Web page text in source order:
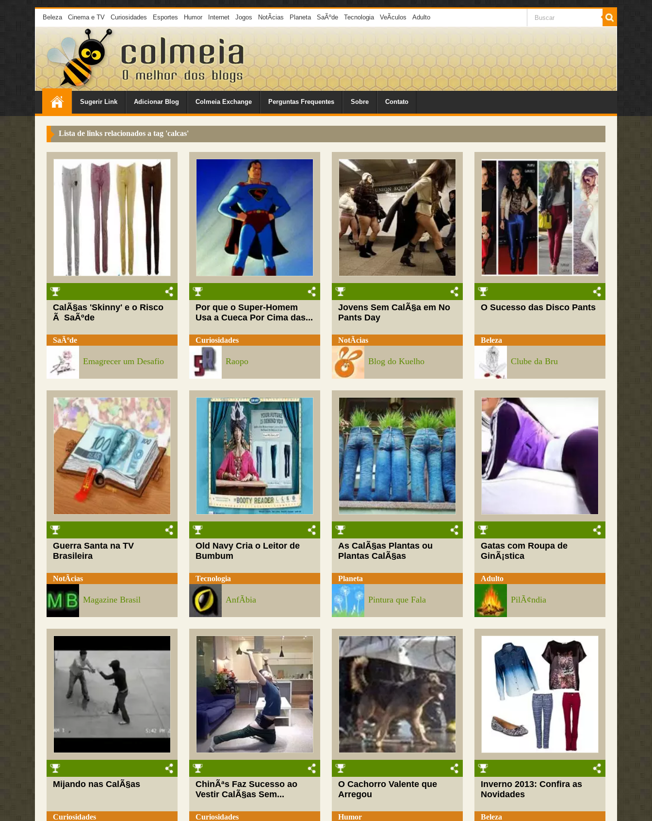
Beleza Cinema e TV Curiosidades Esportes Humor Internet Jogos NotÃ­cias Planeta SaÃºde Tecnologia VeÃ­culos Adulto
Sugerir Link Adicionar Blog Colmeia Exchange Perguntas Frequentes Sobre Contato
Lista de links relacionados a tag 'calcas'
CalÃ§as 'Skinny' e o Risco
Ã SaÃºde
SaÃºde
Emagrecer um Desafio
Por que o Super-Homem
Usa a Cueca Por Cima das...
Curiosidades
Raopo
Jovens Sem CalÃ§a em No
Pants Day
NotÃ­cias
Blog do Kuelho
O Sucesso das Disco Pants
Beleza
Clube da Bru
Guerra Santa na TV
Brasileira
NotÃ­cias
Magazine Brasil
Old Navy Cria o Leitor de
Bumbum
Tecnologia
AnfÃ­bia
As CalÃ§as Plantas ou
Plantas CalÃ§as
Planeta
Pintura que Fala
Gatas com Roupa de
GinÃ¡stica
Adulto
PilÃ¢ndia
Mijando nas CalÃ§as
Curiosidades
ChinÃªs Faz Sucesso ao
Vestir CalÃ§as Sem...
Curiosidades
O Cachorro Valente que
Arregou
Humor
Inverno 2013: Confira as
Novidades
Beleza